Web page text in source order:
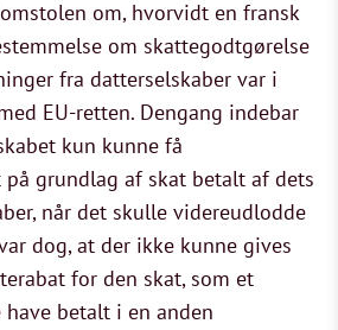
om, hvorvidt en fransk
om skattegodtgørelse
fra datterselskaber var i
EU-retten. Dengang indebar
kun kunne få
grundlag af skat betalt af dets
når det skulle videreudlodde
dog, at der ikke kunne gives
for den skat, som et
betalt i en anden